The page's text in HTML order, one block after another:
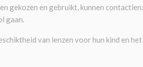
gekozen en gebruikt, kunnen
gaan.
van lenzen voor hun kind en